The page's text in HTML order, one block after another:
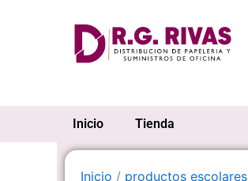
Inicio Tienda
Inicio / productos escolares